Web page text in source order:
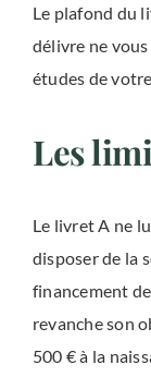
Le plafond du
délivre ne
études de
Les
Le livret A ne
disposer de la
financement
revanche son
500 € à la